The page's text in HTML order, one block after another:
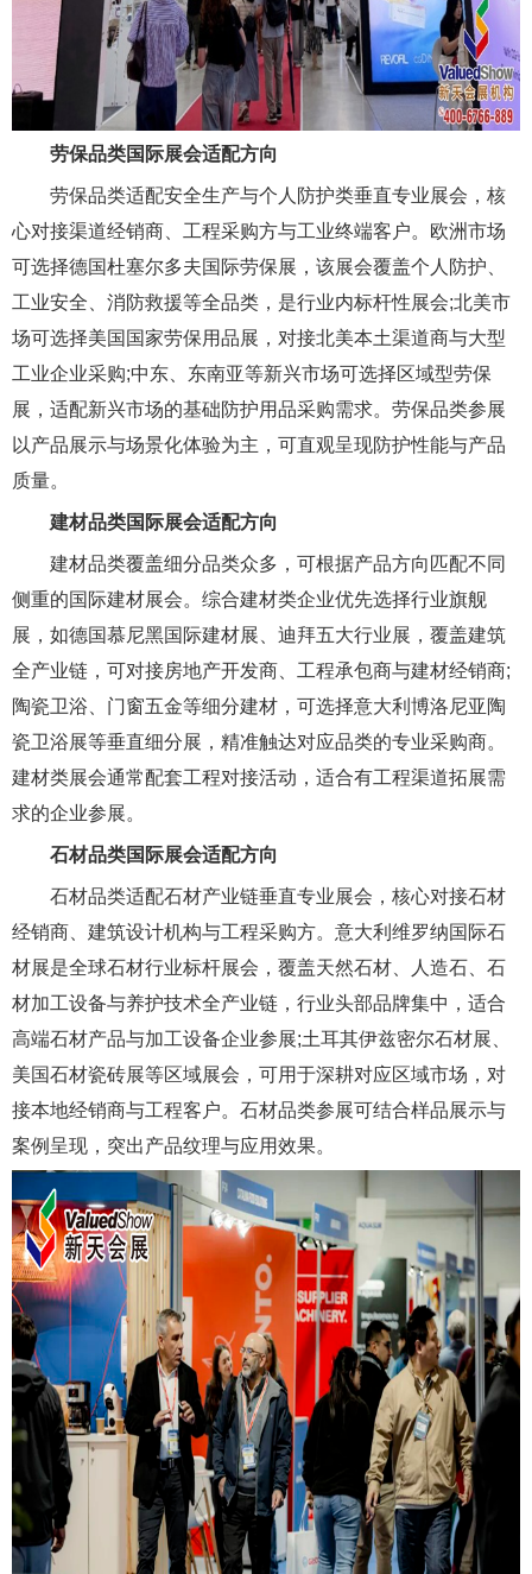
劳保品类国际展会适配方向
劳保品类适配安全生产与个人防护类垂直专业展会，核
心对接渠道经销商、工程采购方与工业终端客户。欧洲市场
可选择德国杜塞尔多夫国际劳保展，该展会覆盖个人防护、
工业安全、消防救援等全品类，是行业内标杆性展会;北美市
场可选择美国国家劳保用品展，对接北美本土渠道商与大型
工业企业采购;中东、东南亚等新兴市场可选择区域型劳保
展，适配新兴市场的基础防护用品采购需求。劳保品类参展
以产品展示与场景化体验为主，可直观呈现防护性能与产品
质量。
建材品类国际展会适配方向
建材品类覆盖细分品类众多，可根据产品方向匹配不同
侧重的国际建材展会。综合建材类企业优先选择行业旗舰
展，如德国慕尼黑国际建材展、迪拜五大行业展，覆盖建筑
全产业链，可对接房地产开发商、工程承包商与建材经销商;
陶瓷卫浴、门窗五金等细分建材，可选择意大利博洛尼亚陶
瓷卫浴展等垂直细分展，精准触达对应品类的专业采购商。
建材类展会通常配套工程对接活动，适合有工程渠道拓展需
求的企业参展。
石材品类国际展会适配方向
石材品类适配石材产业链垂直专业展会，核心对接石材
经销商、建筑设计机构与工程采购方。意大利维罗纳国际石
材展是全球石材行业标杆展会，覆盖天然石材、人造石、石
材加工设备与养护技术全产业链，行业头部品牌集中，适合
高端石材产品与加工设备企业参展;土耳其伊兹密尔石材展、
美国石材瓷砖展等区域展会，可用于深耕对应区域市场，对
接本地经销商与工程客户。石材品类参展可结合样品展示与
案例呈现，突出产品纹理与应用效果。